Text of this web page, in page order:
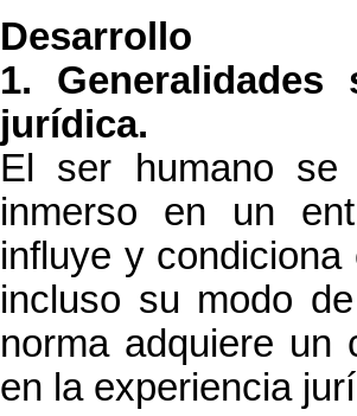
Desarrollo
1.
jurídica.
El ser humano se
inmerso en un
influye y
incluso su modo
norma adquiere un
en la experiencia